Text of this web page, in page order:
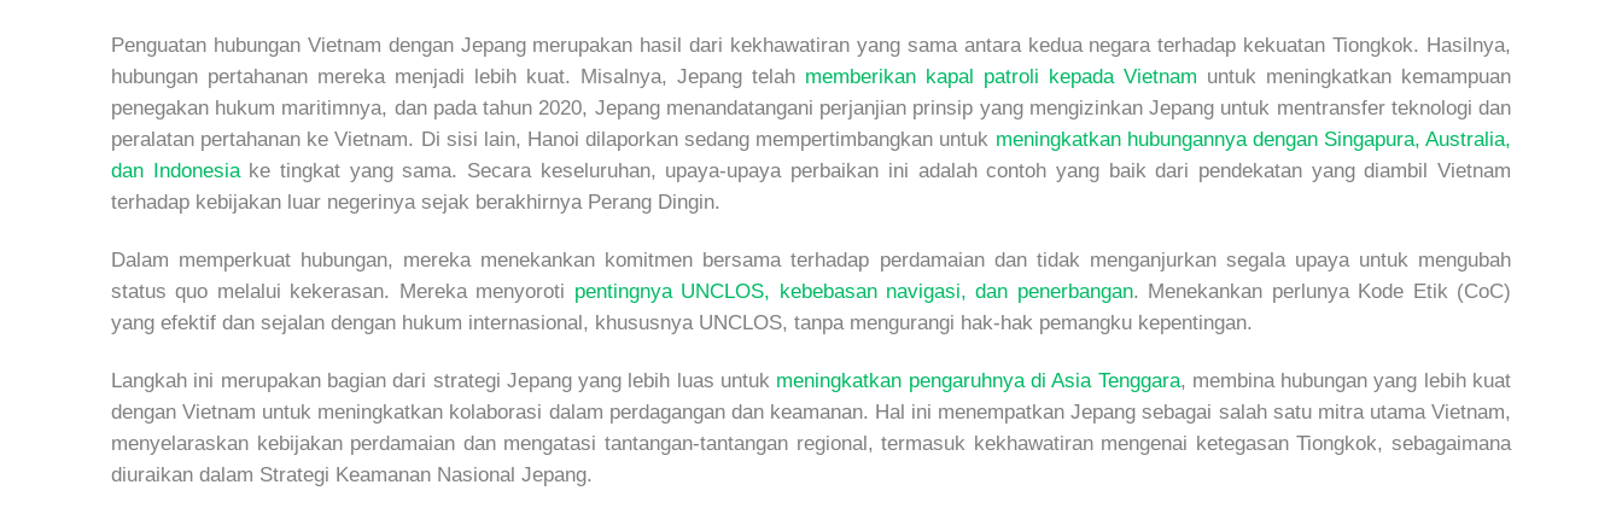
Penguatan hubungan Vietnam dengan Jepang merupakan hasil dari kekhawatiran yang sama antara kedua negara terhadap kekuatan Tiongkok. Hasilnya,
hubungan pertahanan mereka menjadi lebih kuat. Misalnya, Jepang telah memberikan kapal patroli kepada Vietnam untuk meningkatkan kemampuan
penegakan hukum maritimnya, dan pada tahun 2020, Jepang menandatangani perjanjian prinsip yang mengizinkan Jepang untuk mentransfer teknologi dan
peralatan pertahanan ke Vietnam. Di sisi lain, Hanoi dilaporkan sedang mempertimbangkan untuk meningkatkan hubungannya dengan Singapura, Australia,
dan Indonesiake tingkat yang sama. Secara keseluruhan, upaya-upaya perbaikan ini adalah contoh yang baik dari pendekatan yang diambil Vietnam
terhadap kebijakan luar negerinya sejak berakhirnya Perang Dingin.
Dalam memperkuat hubungan, mereka menekankan komitmen bersama terhadap perdamaian dan tidak menganjurkan segala upaya untuk mengubah
status quo melalui kekerasan. Mereka menyoroti pentingnya UNCLOS, kebebasan navigasi, dan penerbangan. Menekankan perlunya Kode Etik (CoC)
yang efektif dan sejalan dengan hukum internasional, khususnya UNCLOS, tanpa mengurangi hak-hak pemangku kepentingan.
Langkah ini merupakan bagian dari strategi Jepang yang lebih luas untuk meningkatkan pengaruhnya di Asia Tenggara, membina hubungan yang lebih kuat
dengan Vietnam untuk meningkatkan kolaborasi dalam perdagangan dan keamanan. Hal ini menempatkan Jepang sebagai salah satu mitra utama Vietnam,
menyelaraskan kebijakan perdamaian dan mengatasi tantangan-tantangan regional, termasuk kekhawatiran mengenai ketegasan Tiongkok, sebagaimana
diuraikan dalam Strategi Keamanan Nasional Jepang.